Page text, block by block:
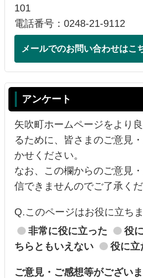
101
電話番号：0248-21-9112
メールでのお問い合わせはこ
アンケート
矢吹町ホームページをより
るために、皆さまのご意見
かせください。
なお、この欄からのご意見
信できませんのでご了承くだ
Q.このページはお役に立ち
非常に役に立った
役
ちらともいえない
役に立
ご意見・ご感想等がござい